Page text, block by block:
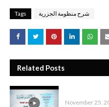
Tags شرح منظومة الجزرية
Related Posts
November 25,